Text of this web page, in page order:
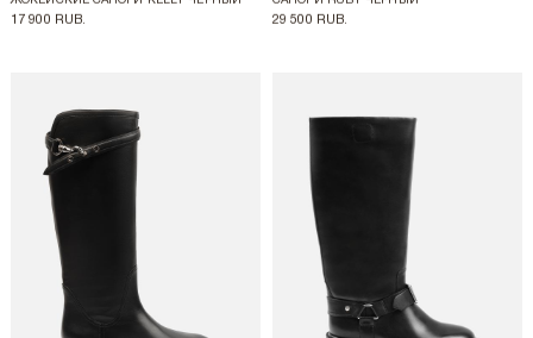
17 900 RUB. 29 500 RUB.